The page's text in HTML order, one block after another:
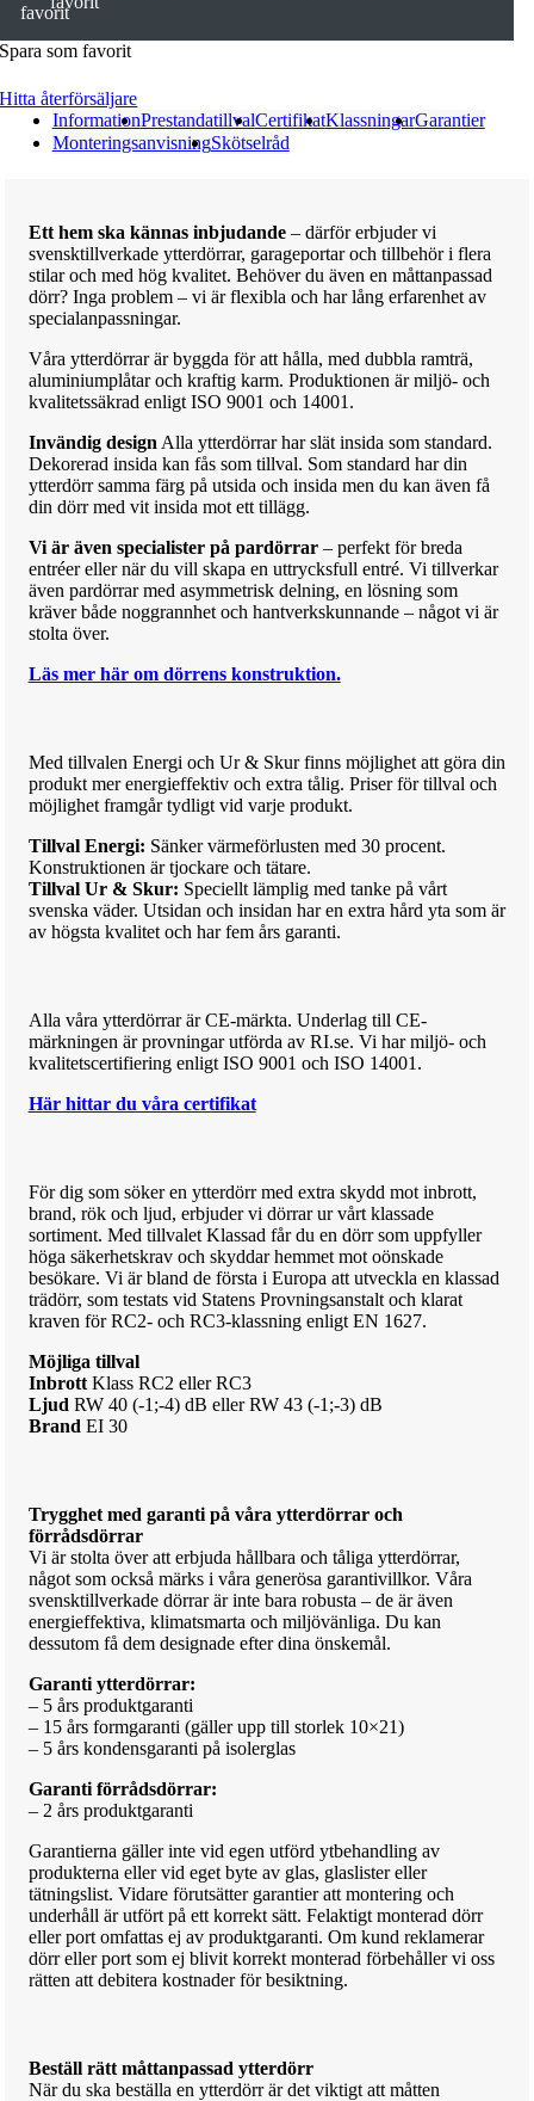
Spara som favorit
Hitta återförsäljare
InformationPrestandatillvalCertifikatKlassningarGarantier
MonteringsanvisningSkötselråd
Ett hem ska kännas inbjudande– därför erbjuder vi
svensktillverkade ytterdörrar, garageportar och tillbehör i flera
stilar och med hög kvalitet. Behöver du även en måttanpassad
dörr? Inga problem – vi är flexibla och har lång erfarenhet av
specialanpassningar.
Våra ytterdörrar är byggda för att hålla, med dubbla ramträ,
aluminiumplåtar och kraftig karm. Produktionen är miljö- och
kvalitetssäkrad enligt ISO 9001 och 14001.
Invändig design Alla ytterdörrar har slät insida som standard.
Dekorerad insida kan fås som tillval. Som standard har din
ytterdörr samma färg på utsida och insida men du kan även få
din dörr med vit insida mot ett tillägg.
Vi är även specialister på pardörrar– perfekt för breda
entréer eller när du vill skapa en uttrycksfull entré. Vi tillverkar
även pardörrar med asymmetrisk delning, en lösning som
kräver både noggrannhet och hantverkskunnande – något vi är
stolta över.
Läs mer här om dörrens konstruktion.
Med tillvalen Energi och Ur & Skur finns möjlighet att göra din
produkt merenergieffektiv och extra tålig. Priser för tillval och
möjlighet framgår tydligt vid varje produkt.
Tillval Energi: Sänker värmeförlusten med 30 procent.
Konstruktionen är tjockare och tätare.
Tillval Ur & Skur: Speciellt lämplig med tanke på vårt
svenska väder. Utsidan och insidan har en extra hård yta som är
av högsta kvalitet och har fem års garanti.
Alla våra ytterdörrar är CE-märkta. Underlag till CE-
märkningen är provningar utförda av RI.se. Vi har miljö- och
kvalitetscertifiering enligt ISO 9001 och ISO 14001.
Här hittar du våra certifikat
För dig som söker en ytterdörr med extra skydd mot inbrott,
brand, rök och ljud, erbjuder vi dörrar ur vårt klassade
sortiment. Med tillvalet Klassad får du en dörr som uppfyller
höga säkerhetskrav och skyddar hemmet mot oönskade
besökare. Vi är bland de första i Europa att utveckla en klassad
trädörr, som testats vid Statens Provningsanstalt och klarat
kraven för RC2- och RC3-klassning enligt EN 1627.
Möjliga tillval
InbrottKlass RC2 eller RC3
Ljud RW 40 (-1;-4) dB eller RW 43 (-1;-3) dB
Brand EI 30
Trygghet med garanti på våra ytterdörrar och
förrådsdörrar
Vi är stolta över att erbjuda hållbara och tåliga ytterdörrar,
något som också märks i våra generösa garantivillkor. Våra
svensktillverkade dörrar är inte bara robusta – de är även
energieffektiva, klimatsmarta och miljövänliga. Du kan
dessutom få dem designade efter dina önskemål.
Garanti ytterdörrar:
– 5 års produktgaranti
– 15 års formgaranti (gäller upp till storlek 10×21)
– 5 års kondensgaranti på isolerglas
Garanti förrådsdörrar:
– 2 års produktgaranti
Garantierna gäller inte vid egen utförd ytbehandling av
produkterna eller vid eget byte av glas, glaslister eller
tätningslist. Vidare förutsätter garantier att montering och
underhåll är utfört på ett korrekt sätt. Felaktigt monterad dörr
eller port omfattas ej av produktgaranti. Om kund reklamerar
dörr eller port som ej blivit korrekt monterad förbehåller vi oss
rätten att debitera kostnader för besiktning.
Beställ rätt måttanpassad ytterdörr
När du ska beställa en ytterdörr är det viktigt att måtten